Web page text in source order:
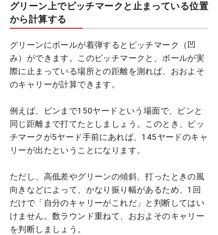
グリーン上でピッチマークと止まっている位置
から計算する
グリーンにボールが着弾するとピッチマーク（凹
み）ができます。このピッチマークと、ボールが実
際に止まっている場所との距離を測れば、おおよそ
のキャリーが計算できます。
例えば、ピンまで150ヤードという場面で、ピンと
同じ距離まで打てたとしましょう。このとき、ピッ
チマークが5ヤード手前にあれば、145ヤードのキャ
リーが出たということになります。
ただし、高低差やグリーンの傾斜、打ったときの風
向きなどによって、かなり振り幅があるため、1回
だけで「自分のキャリーがこれだ」と判断してはい
けません。数ラウンド重ねて、おおよそのキャリー
を判断しましょう。